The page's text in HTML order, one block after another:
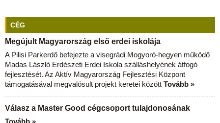
CÉG
Megújult Magyarország első erdei iskolája
A Pilisi Parkerdő befejezte a visegrádi Mogyoró-hegyen működő
Madas László Erdészeti Erdei Iskola szálláshelyének átfogó
fejlesztését. Az Aktív Magyarország Fejlesztési Központ
támogatásával megvalósult projekt keretei között Tovább »
Válasz a Master Good cégcsoport tulajdonosának
Tovább »